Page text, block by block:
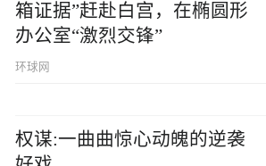
箱证据”赶赴白宫，在椭圆形
办公室“激烈交锋”
环球网
权谋:一曲曲惊心动魄的逆袭